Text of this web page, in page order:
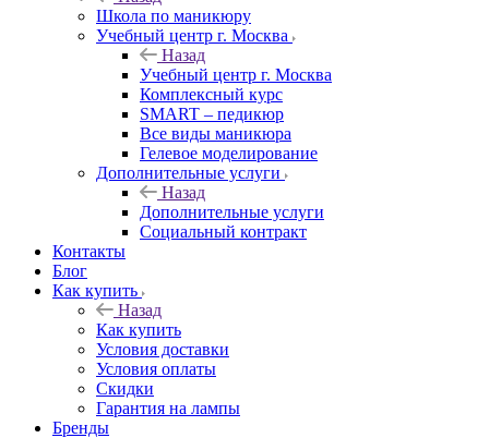
Школа по маникюру
Учебный центр г. Москва
Назад
Учебный центр г. Москва
Комплексный курс
SMART – педикюр
Все виды маникюра
Гелевое моделирование
Дополнительные услуги
Назад
Дополнительные услуги
Социальный контракт
Контакты
Блог
Как купить
Назад
Как купить
Условия доставки
Условия оплаты
Скидки
Гарантия на лампы
Бренды